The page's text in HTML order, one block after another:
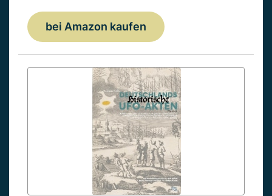
bei Amazon kaufen